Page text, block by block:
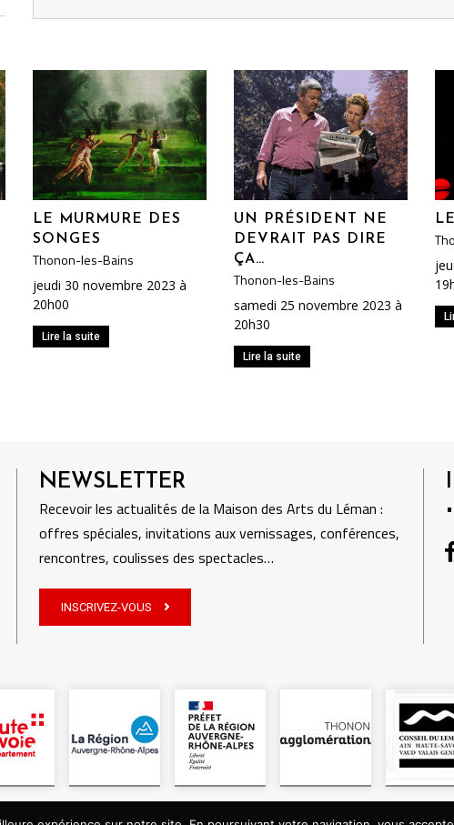
LE MURMURE DES
SONGES
Thonon-les-Bains
jeudi 30 novembre 2023 à
20h00
Lire la suite
UN PRÉSIDENT NE
DEVRAIT PAS DIRE
ÇA…
Thonon-les-Bains
samedi 25 novembre 2023 à
20h30
Lire la suite
NEWSLETTER
Recevoir les actualités de la Maison des Arts du Léman :
offres spéciales, invitations aux vernissages, conférences,
rencontres, coulisses des spectacles…
INSCRIVEZ-VOUS
© Maison des Arts du Léman, tous droits réservés